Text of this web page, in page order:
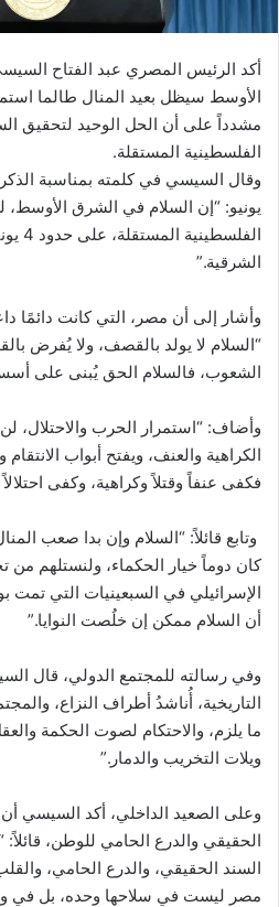
أكد الرئيس المصري عبد الفتاح
الأوسط سيظل بعيد المنال طالما
مشدداً على أن الحل الوحيد لتحقيق
الفلسطينية المستقلة.
يونيو: “إن السلام في الشرق الأوسط،
الشرقية.”
وأشار إلى أن مصر، التي كانت دائمًا
“السلام لا يولد بالقصف، ولا يُفرض
الشعوب، فالسلام الحق يُبنى على
وأضاف: “استمرار الحرب والاحتلال،
الكراهية والعنف، ويفتح أبواب
فكفى عنفاً وقتلاً وكراهية، وكفى
وتابع قائلاً: “السلام وإن بدا صعب
كان دوماً خيار الحكماء، ولنستلهم من
الإسرائيلي في السبعينيات التي تمت
أن السلام ممكن إن خلُصت النوايا.”
وفي رسالته للمجتمع الدولي، قال
التاريخية، أُناشدُ أطراف النزاع،
ما يلزم، والاحتكام لصوت الحكمة
ويلات التخريب والدمار.”
وعلى الصعيد الداخلي، أكد السيسي
الحقيقي والدرع الحامي للوطن، قائلاً:
السند الحقيقي، والدرع الحامي،
مصر ليست في سلاحها وحده، بل في